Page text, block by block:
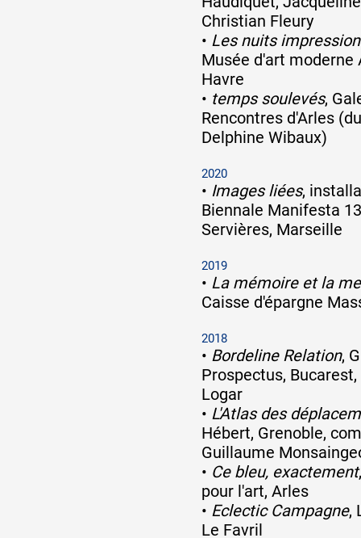
Christian Fleury
• Les nuits
Musée d'art moderne
Havre
• temps soulevés,
Rencontres d'Arles
Delphine Wibaux)
2020
• Images liées,
Biennale Manifesta
Servières, Marseille
2019
• La mémoire et la
Caisse d'épargne
2018
• Bordeline Relation,
Prospectus,
Logar
• L'Atlas des
Hébert, Grenoble,
Guillaume
• Ce bleu, exactement
pour l'art, Arles
• Eclectic Campagne,
Le Favril